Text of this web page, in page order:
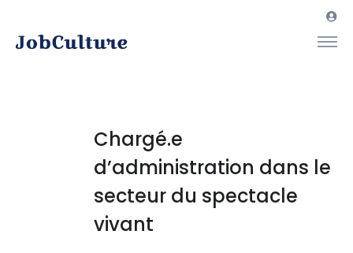
Chargé.e
d’administration dans le
secteur du spectacle
vivant